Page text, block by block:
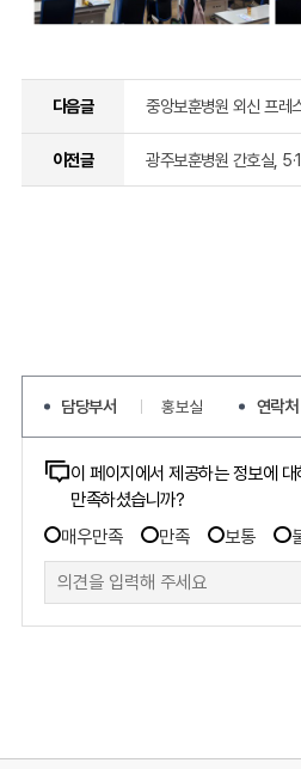
다음글 중앙보훈병원 외신 프레
이전글
담당부서 홍보실 연락처
콘텐츠
만족도
조사
이 페이지에서 제공하는 정보에
만족하셨습니까?
만족도
조사
폼
매우만족 만족 보통